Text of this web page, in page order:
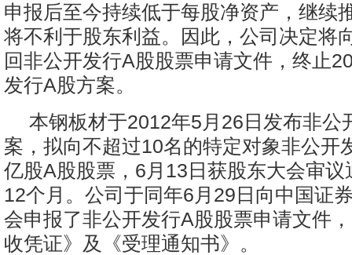
申报后至今持续低于每股净资产，继续
将不利于股东利益。因此，公司决定将
回非公开发行A股股票申请文件，终止
发行A股方案。
本钢板材于2012年5月26日发布非公
案，拟向不超过10名的特定对象非公开
亿股A股股票，6月13日获股东大会审议
12个月。公司于同年6月29日向中国证
会申报了非公开发行A股股票申请文件
收凭证》及《受理通知书》。